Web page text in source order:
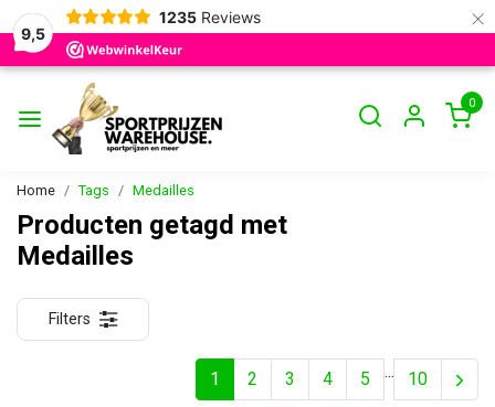
9,5
1235 Reviews ×
0
Home Tags Medailles
Producten getagd met
Medailles
Filters
1 2 3 4 5 ... 10